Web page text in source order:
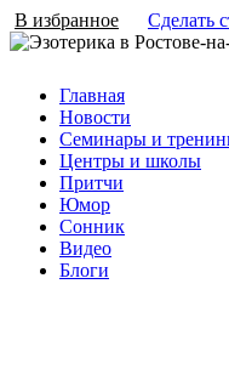
В избранное Сделать
Главная
Новости
Семинары и
Центры и школы
Притчи
Юмор
Сонник
Видео
Блоги